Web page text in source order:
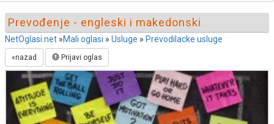
Prevođenje - engleski i makedonski
NetOglasi.net »Mali oglasi » Usluge » Prevodilacke usluge
«nazad Prijavi oglas